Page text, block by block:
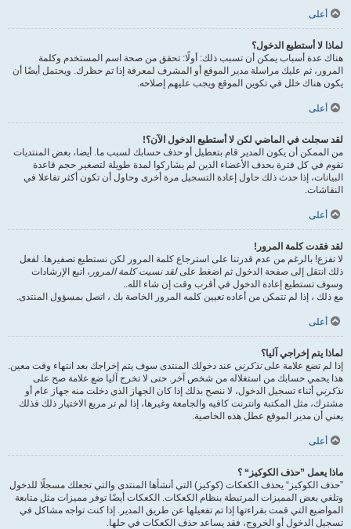
أعلى
لماذا لا أستطيع الدخول؟
هناك عدة أسباب يمكن أن تسبب ذلك: أولًا: تحقق من صحة اسم المستخدم وكلمة
المرور، ثم عليك مراسلة مدير الموقع أو المشرف لمعرفة إذا تم حظرك. ويحتمل أيضًا أن
يكون هناك خلل في تكوين الموقع ويجب عليهم إصلاحه.
أعلى
لقد سجلت في الماضي لكن لا أستطيع الدخول الآن؟!
من الممكن أن يكون المدير قام بتعطيل أو حذف حسابك لسبب ما. أيضا، بعض المنتديات
تقوم في كل فترة بحذف الأعضاء الذين لم يشاركوا لمدة طويلة لتصغير حجم قاعدة
البيانات، إذا حدث ذلك حاول إعادة التسجيل مرة أخرى وحاول أن تكون أكثر تفاعلا في
النقاشات.
أعلى
لقد فقدت كلمة المرور!
لا تفزع! بالرغم من عدم قدرتنا على استرجاع كلمة المرور لكن نستطيع تصفيرها. لفعل
ذلك انتقل إلى صفحة الدخول ثم اضغط علىلقد نسيت كلمة المرور ، اتبع الإرشادات
وسوف تستطيع إعادة الدخول في أقرب وقت إن شاء الله..
مع ذلك ، إذا لم تتمكن من أعاده تعيين كلمه المرور الخاصة بك ، اتصل بمسؤول المنتدى.
أعلى
لماذا يتم إخراجي آليا؟
إذا لم تضع علامة علىتذكرني عند دخولك المنتدى سوف يتم إخراجك بعد انتهاء وقت معين.
هذا يحمي حسابك من استغلاله من شخص آخر. حتى لا تخرج آليا ضع علامة صح على
تذكرني أثناء تسجيل الدخول، لا ننصح بذلك إذا كان الجهاز الذي دخلت منه جهاز عام أو
مشترك، مثل المكتبة وانترنت كافيه والجامعة وغيرها، إذا لم تر مربع الاختيار ذلك فذلك
يعني أن مدير الموقع عطل هذه الخاصية.
أعلى
ماذا يعمل ”حذف الكوكيز“ ؟
”حذف الكوكيز“ يحذف الكعكات (كوكيز) التي أنشأها المنتدى والتي تجعلك مسجلًا للدخول
وتلغي بعض المميزات المرتبطة بنظام الكعكات. الكعكات أيضًا توفر مميزات مثل متابعة
المواضيع التي قمت بقراءتها إذا تم تفعيلها عن طريق المدير. إذا كنت تواجه مشاكل في
تسجيل الدخول أو الخروج، فقد يساعد حذف الكعكات في حلها.